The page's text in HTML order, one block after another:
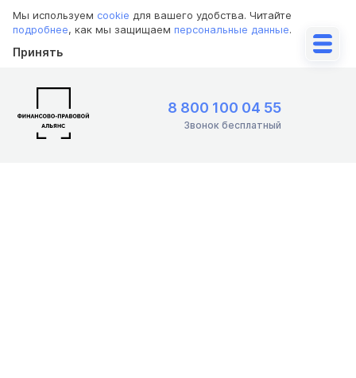
Мы используем cookie для вашего удобства. Читайте
подробнее, как мы защищаем персональные данные.
Принять
8 800 100 04 55
Звонок бесплатный